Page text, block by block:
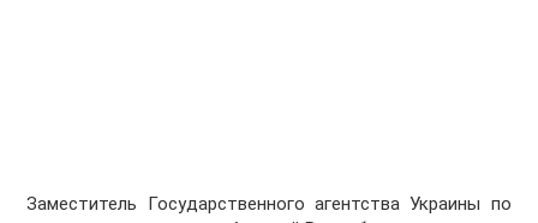
Заместитель Государственного агентства Украины по